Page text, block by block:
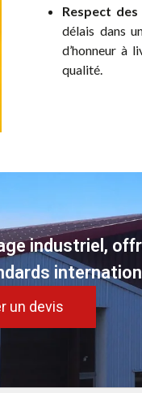
Respect des
délais dans
d’honneur à
qualité.
industriel,
un devis